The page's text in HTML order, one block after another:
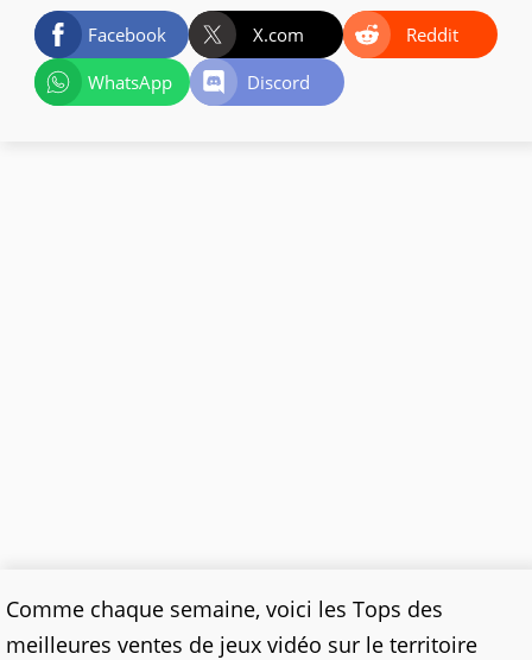
Facebook X.com
Reddit
WhatsApp
Discord
Comme chaque semaine, voici les Tops des
meilleures ventes de jeux vidéo sur le territoire